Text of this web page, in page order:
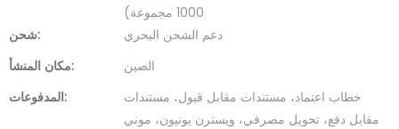
1000 مجموعة)
شحن:
دعم الشحن البحري
مكان المنشأ:
الصين
المدفوعات:
خطاب اعتماد، مستندات مقابل قبول، مستندات
مقابل دفع، تحويل مصرفي، ويسترن يونيون، موني